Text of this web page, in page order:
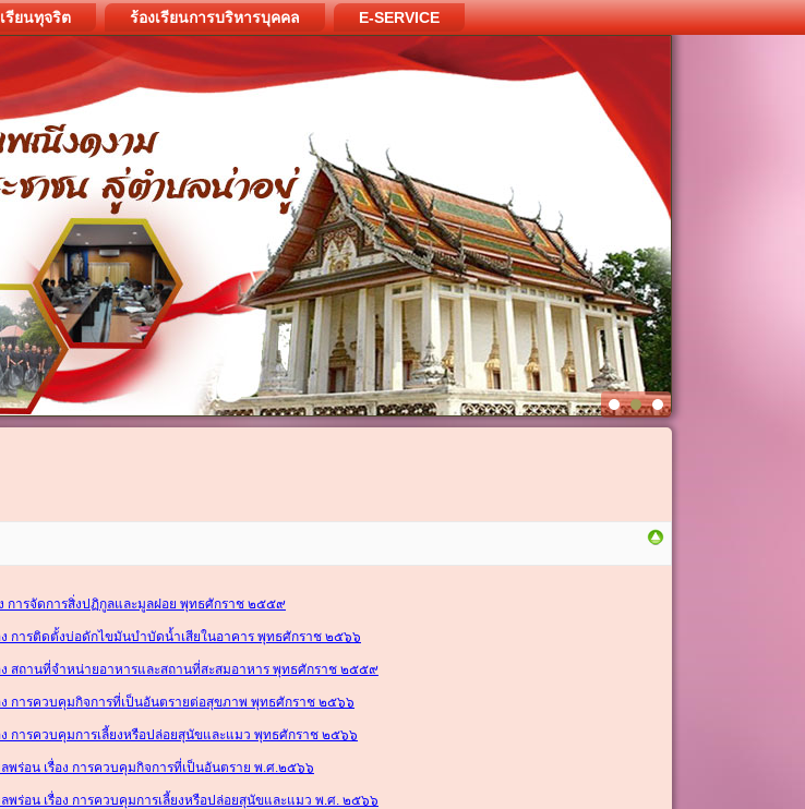
รียนทุจริต ร้องเรียนการบริหารบุคคล E-SERVICE
การจัดการสิ่งปฏิกูลและมูลฝอย พุทธศักราช ๒๕๕๙
การติดตั้งบ่อดักไขมันบำบัดน้ำเสียในอาคาร พุทธศักราช ๒๕๖๖
สถานที่จำหน่ายอาหารและสถานที่สะสมอาหาร พุทธศักราช ๒๕๕๙
การควบคุมกิจการที่เป็นอันตรายต่อสุขภาพ พุทธศักราช ๒๕๖๖
การควบคุมการเลี้ยงหรือปล่อยสุนัขและแมว พุทธศักราช ๒๕๖๖
ร่อน เรื่อง การควบคุมกิจการที่เป็นอันตราย พ.ศ.๒๕๖๖
ร่อน เรื่อง การควบคุมการเลี้ยงหรือปล่อยสุนัขและแมว พ.ศ. ๒๕๖๖